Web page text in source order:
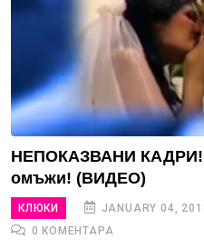
НЕПОКАЗВАНИ КАДРИ!
омъжи! (ВИДЕО)
КЛЮКИ JANUARY 04,
0 КОМЕНТАРА